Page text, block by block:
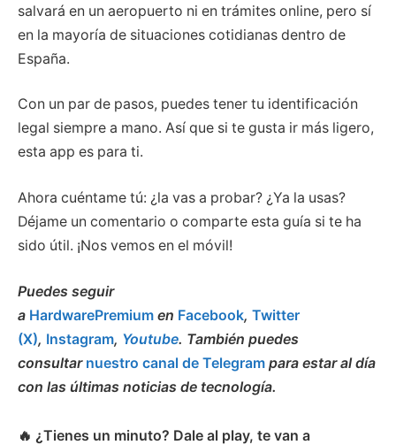
salvará en un aeropuerto ni en trámites online, pero sí
en la mayoría de situaciones cotidianas dentro de
España.
Con un par de pasos, puedes tener tu identificación
legal siempre a mano. Así que si te gusta ir más ligero,
esta app es para ti.
Ahora cuéntame tú: ¿la vas a probar? ¿Ya la usas?
Déjame un comentario o comparte esta guía si te ha
sido útil. ¡Nos vemos en el móvil!
Puedes seguir
a HardwarePremium en Facebook, Twitter
(X), Instagram, Youtube. También puedes
consultar nuestro canal de Telegram para estar al día
con las últimas noticias de tecnología.
🔥 ¿Tienes un minuto? Dale al play, te van a